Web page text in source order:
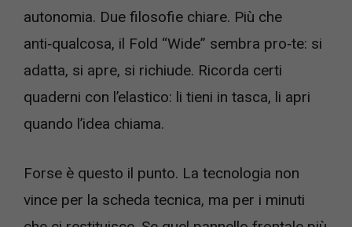
autonomia. Due filosofie chiare. Più che
anti‑qualcosa, il Fold “Wide” sembra pro‑te: si
adatta, si apre, si richiude. Ricorda certi
quaderni con l’elastico: li tieni in tasca, li apri
quando l’idea chiama.
Forse è questo il punto. La tecnologia non
vince per la scheda tecnica, ma per i minuti